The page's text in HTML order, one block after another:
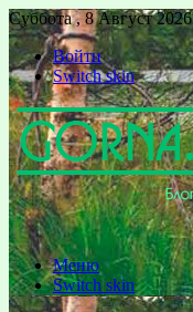
Суббота , 8 Август 2026
Войти
Switch skin
Меню
Switch skin